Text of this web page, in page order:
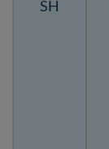
SH